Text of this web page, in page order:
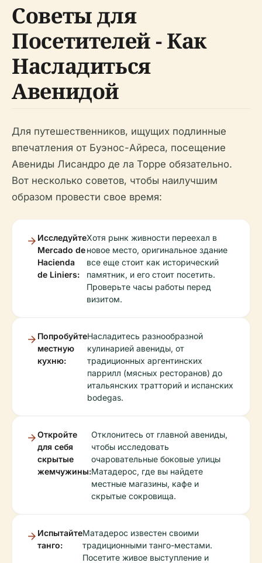
Советы для
Посетителей - Как
Насладиться
Авенидой
Для путешественников, ищущих подлинные
впечатления от Буэнос-Айреса, посещение
Авениды Лисандро де ла Торре обязательно.
Вот несколько советов, чтобы наилучшим
образом провести свое время:
Исследуйте
Mercado de
Hacienda
de Liniers:
Хотя рынк живности переехал в
новое место, оригинальное здание
все еще стоит как исторический
памятник, и его стоит посетить.
Проверьте часы работы перед
визитом.
Попробуйте
местную
кухню:
Насладитесь разнообразной
кулинарией авениды, от
традиционных аргентинских
паррилл (мясных ресторанов) до
итальянских тратторий и испанских
bodegas.
Откройте
для себя
скрытые
жемчужины:
Отклонитесь от главной авениды,
чтобы исследовать
очаровательные боковые улицы
Матадерос, где вы найдете
местные магазины, кафе и
скрытые сокровища.
Испытайте
танго:
Матадерос известен своими
традиционными танго-местами.
Посетите живое выступление и